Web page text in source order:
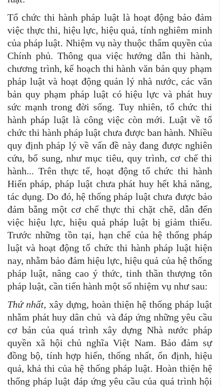
Tổ chức thi hành pháp luật là hoạt động bảo đảm
việc thực thi, hiệu lực, hiệu quả, tính nghiêm minh
của pháp luật. Nhiệm vụ này thuộc thẩm quyền của
Chính phủ. Thông qua việc hướng dẫn thi hành,
chương trình, kế hoạch thi hành văn bản quy phạm
pháp luật và hoạt động quản lý nhà nước, các văn
bản quy phạm pháp luật có hiệu lực và phát huy
sức mạnh trong đời sống. Tuy nhiên, tổ chức thi
hành pháp luật là công việc còn mới. Luật về tổ
chức thi hành pháp luật chưa được ban hành. Nhiều
quy định pháp lý về vấn đề này đang được nghiên
cứu, bổ sung, như mục tiêu, quy trình, cơ chế thi
hành... Trên thực tế, hoạt động tổ chức thi hành
Hiến pháp, pháp luật chưa phát huy hết khả năng,
tác dụng. Do đó, hệ thống pháp luật chưa được bảo
đảm bằng một cơ chế thực thi chặt chẽ, dẫn đến
việc hiệu lực, hiệu quả pháp luật bị giảm thiểu.
Trước những tồn tại, hạn chế của hệ thống pháp
luật và hoạt động tổ chức thi hành pháp luật hiện
nay, nhằm bảo đảm hiệu lực, hiệu quả của hệ thống
pháp luật, nâng cao ý thức, tinh thần thượng tôn
pháp luật, cần tiến hành một số nhiệm vụ như sau:
Thứ nhất, xây dựng, hoàn thiện hệ thống pháp luật
nhằm phát huy dân chủ và đáp ứng những yêu cầu
cơ bản của quá trình xây dựng Nhà nước pháp
quyền xã hội chủ nghĩa Việt Nam. Bảo đảm sự
đồng bộ, tính hợp hiến, thống nhất, ổn định, hiệu
quả, khả thi của hệ thống pháp luật. Hoàn thiện hệ
thống pháp luật đáp ứng yêu cầu của quá trình hội